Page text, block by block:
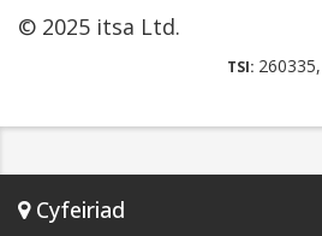
© 2025 itsa Ltd.
TSI: 260335,
Cyfeiriad